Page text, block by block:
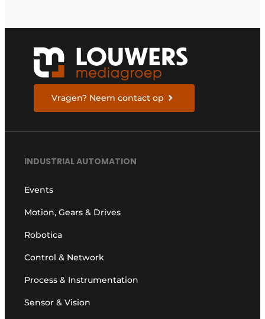
Vragen? Neem contact op
INDUSTRIAL AUTOMATION
Events
Motion, Gears & Drives
Robotica
Control & Network
Process & Instrumentation
Sensor & Vision